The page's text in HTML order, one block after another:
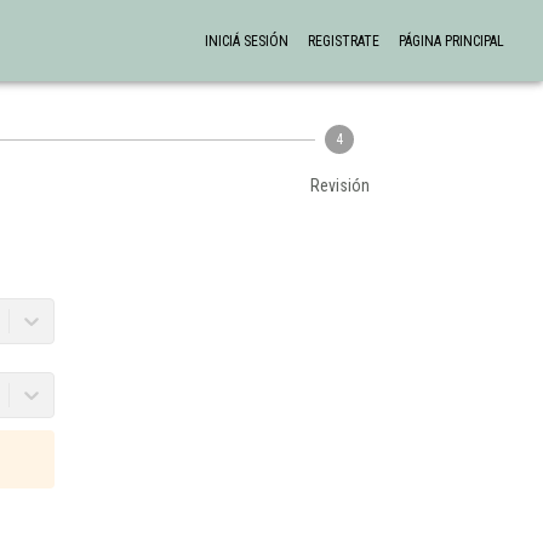
INICIÁ SESIÓN REGISTRATE PÁGINA PRINCIPAL
4
Revisión